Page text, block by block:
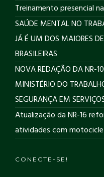
Treinamento presencial
SAÚDE MENTAL NO
JÁ É UM DOS MAIORES
BRASILEIRAS
NOVA REDAÇÃO DA NR-
MINISTÉRIO DO
SEGURANÇA EM
Atualização da NR-16
atividades com
CONECTE-SE!